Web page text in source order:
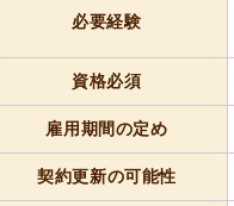
必要経験
資格必須
雇用期間の定め
契約更新の可能性